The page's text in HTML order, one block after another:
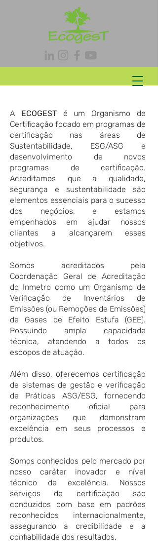
A ECOGESTé um Organismo de
Certificação focado em programas de
certificação nas áreas de
Sustentabilidade, ESG/ASG e
desenvolvimento de novos
programas de certificação.
Acreditamos que a qualidade,
segurança e sustentabilidade são
elementos essenciais para o sucesso
dos negócios, e estamos
empenhados em ajudar nossos
clientes a alcançarem esses
objetivos.
Somos acreditados pela
Coordenação Geral de Acreditação
do Inmetro como um Organismo de
Verificação de Inventários de
Emissões (ou Remoções de Emissões)
de Gases de Efeito Estufa (GEE).
Possuindo ampla capacidade
técnica, atendendo a todos os
escopos de atuação.
Além disso, oferecemos certificação
de sistemas de gestão e verificação
de Práticas ASG/ESG, fornecendo
reconhecimento oficial para
organizações que demonstram
excelência em seus processos e
produtos.
Somos conhecidos pelo mercado por
nosso caráter inovador e nível
técnico de excelência. Nossos
serviços de certificação são
conduzidos com base em padrões
reconhecidos internacionalmente,
assegurando a credibilidade e a
confiabilidade dos resultados.